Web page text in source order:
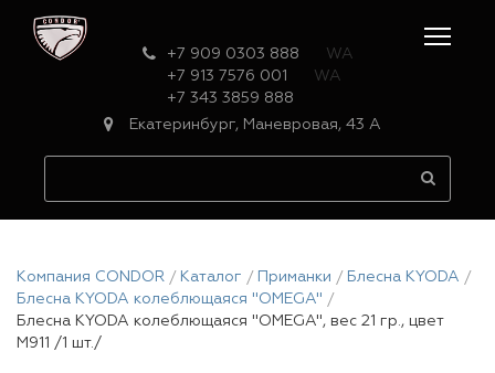
+7 909 0303 888
WA
+7 913 7576 001
WA
+7 343 3859 888
Екатеринбург, Маневровая, 43 А
Компания CONDOR Каталог Приманки
Блесна KYODA
Блесна KYODA колеблющаяся "OMEGA"
Блесна KYODA колеблющаяся "OMEGA", вес 21 гр., цвет
M911 /1 шт./